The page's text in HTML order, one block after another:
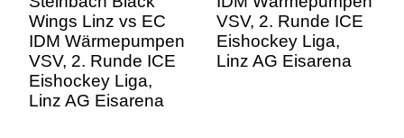
Linz AG Eisarena